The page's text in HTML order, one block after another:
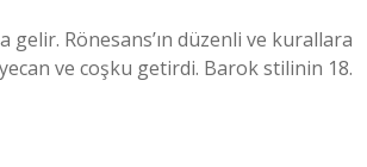
gelir. Rönesans’ın düzenli ve kurallara
ve coşku getirdi. Barok stilinin 18.